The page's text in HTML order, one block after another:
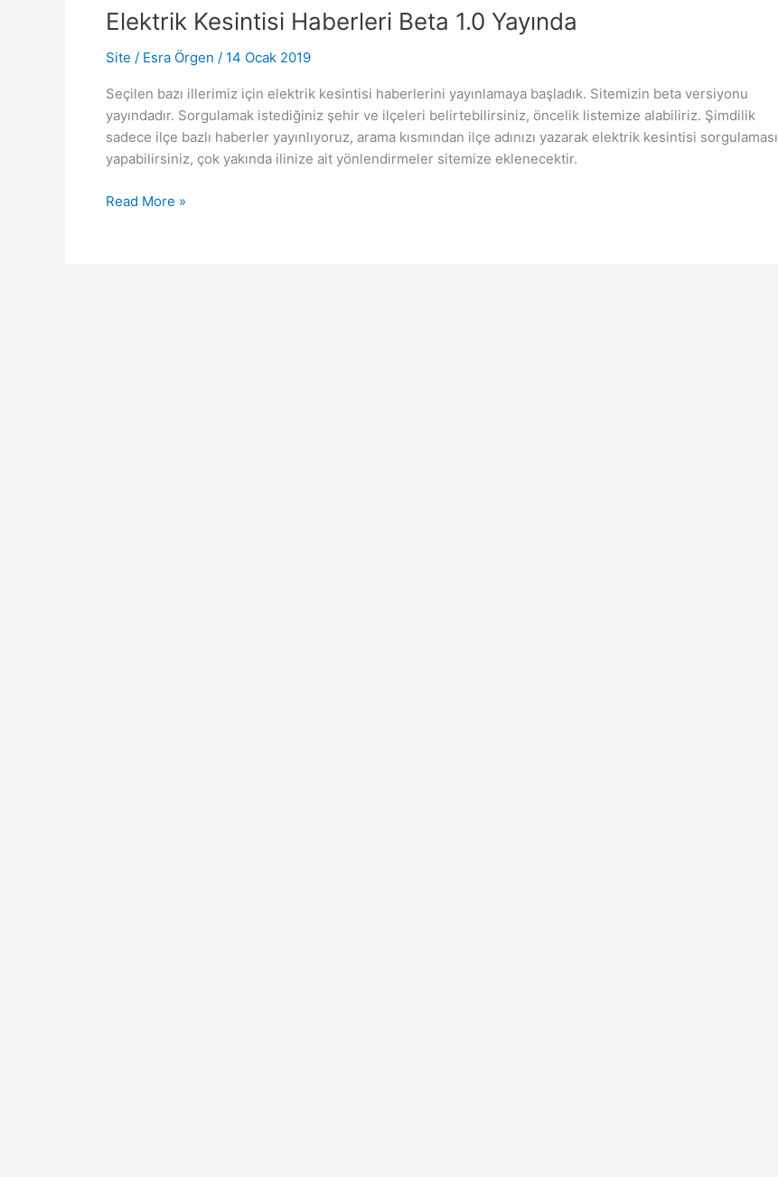
Elektrik Kesintisi Haberleri Beta 1.0 Yayında
Site / Esra Örgen / 14 Ocak 2019
Seçilen bazı illerimiz için elektrik kesintisi haberlerini yayınlamaya başladık. Sitemizin beta versiyonu
yayındadır. Sorgulamak istediğiniz şehir ve ilçeleri belirtebilirsiniz, öncelik listemize alabiliriz. Şimdilik
sadece ilçe bazlı haberler yayınlıyoruz, arama kısmından ilçe adınızı yazarak elektrik kesintisi sorgulaması
yapabilirsiniz, çok yakında ilinize ait yönlendirmeler sitemize eklenecektir.
Elektrik
Read More »